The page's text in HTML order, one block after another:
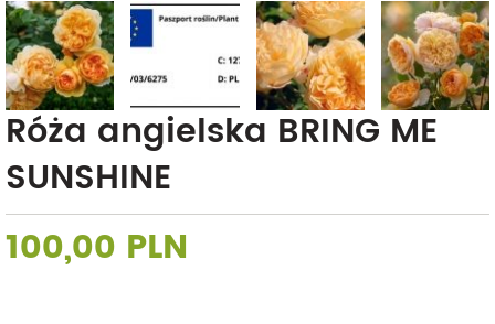
Róża angielska BRING ME
SUNSHINE
100,00 PLN